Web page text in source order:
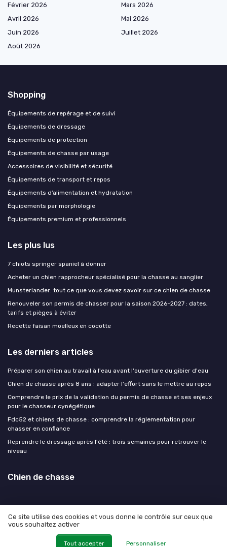
Février 2026
Mars 2026
Avril 2026
Mai 2026
Juin 2026
Juillet 2026
Août 2026
Shopping
Équipements de repérage et de suivi
Équipements de dressage
Équipements de protection
Équipements de chasse par usage
Accessoires de visibilité et sécurité
Équipements de transport et repos
Équipements d’alimentation et hydratation
Équipements par morphologie
Équipements premium et professionnels
Les plus lus
7 chiots springer spaniel à donner
Acheter un chien rapprocheur spécialisé pour la chasse au sanglier
Munsterlander: tout ce que vous devez savoir sur ce chien de chasse
Renouveler son permis de chasser pour la saison 2026-2027 : dates,
tarifs et pièges à éviter
Recette faisan moelleux en cocotte
Les derniers articles
Préparer son chien au travail à l'eau avant l'ouverture du gibier d'eau
Chien de chasse après 8 ans : adapter l'effort sans le mettre au repos
Comprendre le prix de la validation du permis de chasse et ses enjeux
pour le chasseur cynégétique
Fdc52 et chiens de chasse : comprendre la réglementation pour
chasser en confiance
Reprendre le dressage après l'été : trois semaines pour retrouver le
niveau
Chien de chasse
Mentions légales
© Chien de chasse 2026
Ce site utilise des cookies et vous donne le contrôle sur ceux que
vous souhaitez activer
Tout accepter Personnaliser